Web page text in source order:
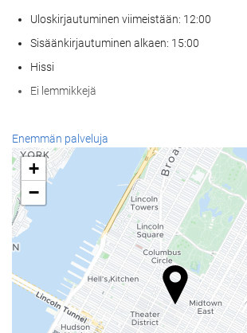
Uloskirjautuminen viimeistään: 12:00
Sisäänkirjautuminen alkaen: 15:00
Hissi
Ei lemmikkejä
Vastaanottopalvelut
24h-vastaanotto
Matkatavarasäilytys
Ilmainen Wi-Fi
Siivouspalvelut
Pesula
Enemmän palveluja
+
−